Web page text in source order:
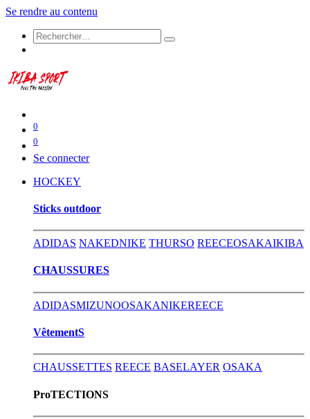
Se rendre au contenu
0
0
Se connecter
HOCKEY
​Sticks outdoor
ADIDAS NAKEDNIKE THURSO REECEOSAKAIKIBA
CHAUSSURES
ADIDASMIZUNOOSAKANIKEREECE
VêtementS
CHAUSSETTES REECE BASELAYER OSAKA
ProTECTIONS